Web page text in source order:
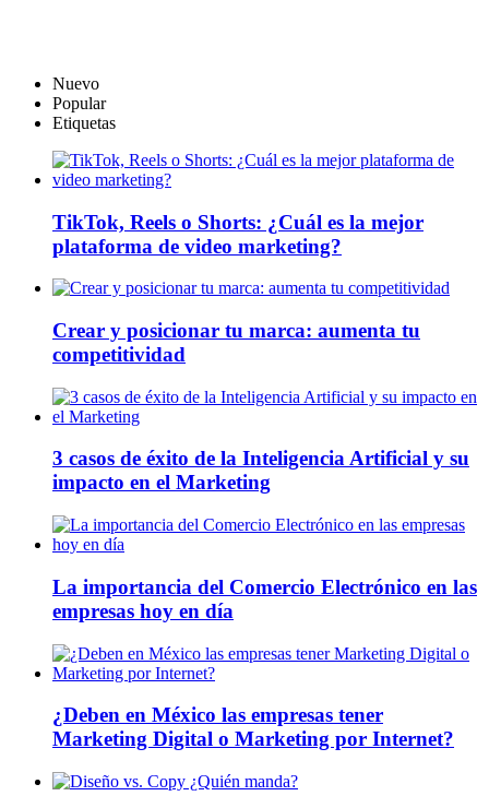
Nuevo
Popular
Etiquetas
TikTok, Reels o Shorts: ¿Cuál es la mejor
plataforma de video marketing?
Crear y posicionar tu marca: aumenta tu
competitividad
3 casos de éxito de la Inteligencia Artificial y su
impacto en el Marketing
La importancia del Comercio Electrónico en las
empresas hoy en día
¿Deben en México las empresas tener
Marketing Digital o Marketing por Internet?